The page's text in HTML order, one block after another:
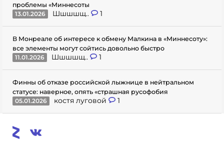
проблемы «Миннесоты
13.01.2026
Шшшшщ.. 1
В Монреале об интересе к обмену Малкина в «Миннесоту»:
все элементы могут сойтись довольно быстро
11.01.2026
Шшшшщ.. 1
Финны об отказе российской лыжнице в нейтральном
статусе: наверное, опять «страшная русофобия
05.01.2026
костя луговой 1